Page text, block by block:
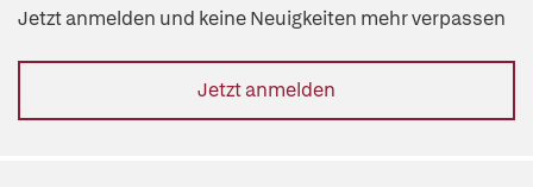
Jetzt anmelden und keine Neuigkeiten mehr verpassen
Jetzt anmelden